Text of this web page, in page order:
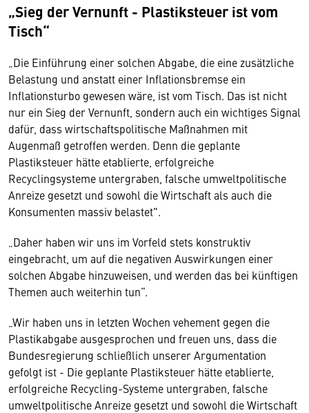
„Sieg der Vernunft - Plastiksteuer ist vom
Tisch“
„Die Einführung einer solchen Abgabe, die eine zusätzliche
Belastung und anstatt einer Inflationsbremse ein
Inflationsturbo gewesen wäre, ist vom Tisch. Das ist nicht
nur ein Sieg der Vernunft, sondern auch ein wichtiges Signal
dafür, dass wirtschaftspolitische Maßnahmen mit
Augenmaß getroffen werden. Denn die geplante
Plastiksteuer hätte etablierte, erfolgreiche
Recyclingsysteme untergraben, falsche umweltpolitische
Anreize gesetzt und sowohl die Wirtschaft als auch die
Konsumenten massiv belastet".
„Daher haben wir uns im Vorfeld stets konstruktiv
eingebracht, um auf die negativen Auswirkungen einer
solchen Abgabe hinzuweisen, und werden das bei künftigen
Themen auch weiterhin tun“.
„Wir haben uns in letzten Wochen vehement gegen die
Plastikabgabe ausgesprochen und freuen uns, dass die
Bundesregierung schließlich unserer Argumentation
gefolgt ist - Die geplante Plastiksteuer hätte etablierte,
erfolgreiche Recycling-Systeme untergraben, falsche
umweltpolitische Anreize gesetzt und sowohl die Wirtschaft